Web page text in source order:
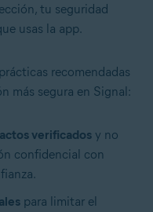
tu seguridad
usas la app.
recomendadas
más segura en Signal:
verificados y no
confidencial con
para limitar el